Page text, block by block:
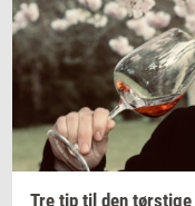
Tre tip til den tørsti­ge